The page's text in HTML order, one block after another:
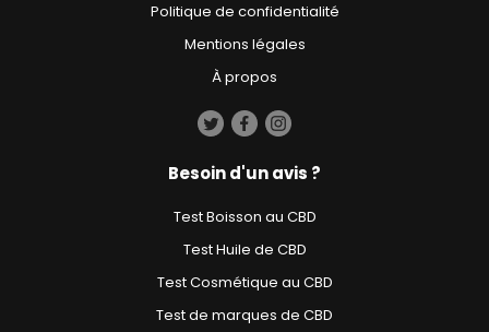
Politique de confidentialité
Mentions légales
À propos
Besoin d'un avis ?
Test Boisson au CBD
Test Huile de CBD
Test Cosmétique au CBD
Test de marques de CBD